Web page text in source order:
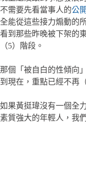
不需要先看當事人的公
全能從這些接力煽動的
看到那些昨晚被下架的
（5）階段。
那個「被自白的性傾向
到現在，重點已經不再
如果黃挺瑋沒有一個全
素質強大的年輕人，我